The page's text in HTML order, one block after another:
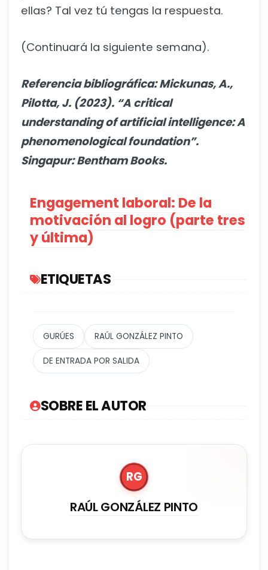
ellas? Tal vez tú tengas la respuesta.
(Continuará la siguiente semana).
Referencia bibliográfica: Mickunas, A.,
Pilotta, J. (2023). “A critical
understanding of artificial intelligence: A
phenomenological foundation”.
Singapur: Bentham Books.
Engagement laboral: De la
motivación al logro (parte tres
y última)
ETIQUETAS
GURÚES RAÚL GONZÁLEZ PINTO
DE ENTRADA POR SALIDA
SOBRE EL AUTOR
RG
RAÚL GONZÁLEZ PINTO